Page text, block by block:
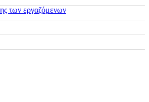
των εργαζόμενων